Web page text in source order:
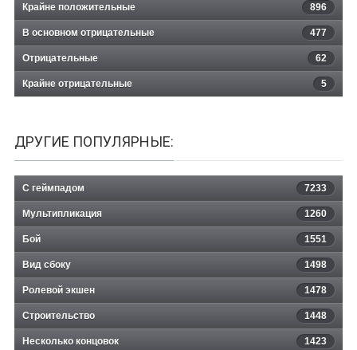
Крайне положительные 896
В основном отрицательные 477
Отрицательные 62
Крайне отрицательные 5
ДРУГИЕ ПОПУЛЯРНЫЕ:
С геймпадом 7233
Мультипликация 1260
Бой 1551
Вид сбоку 1498
Ролевой экшен 1478
Строительство 1448
Несколько концовок 1423